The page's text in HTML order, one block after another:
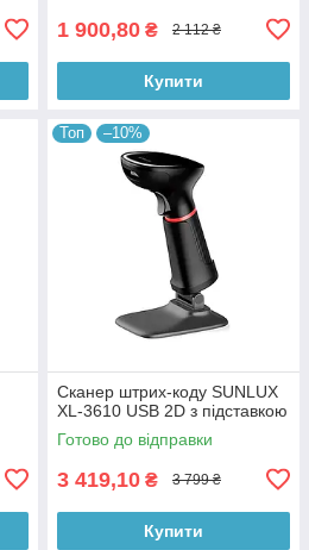
1 900,80 ₴ 2 112 ₴
Купити
Топ –10%
Сканер штрих-коду SUNLUX
XL-3610 USB 2D з підставкою
Готово до відправки
3 419,10 ₴ 3 799 ₴
Купити